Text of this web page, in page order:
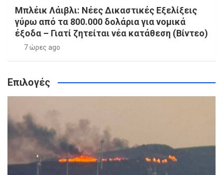
Μπλέικ Λάιβλι: Νέες Δικαστικές Εξελίξεις
γύρω από τα 800.000 δολάρια για νομικά
έξοδα – Γιατί ζητείται νέα κατάθεση (Βίντεο)
7 ώρες ago
Επιλογές